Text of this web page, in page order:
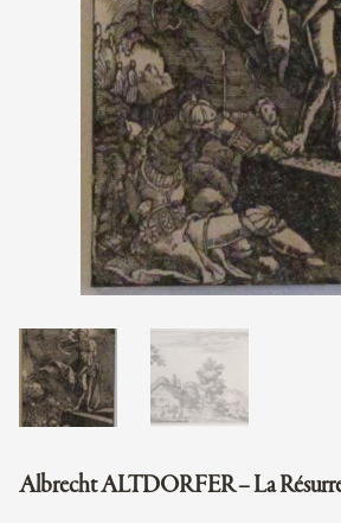
Albrecht ALTDORFER – La